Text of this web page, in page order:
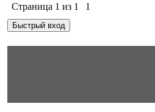
Страница 1 из 1 1